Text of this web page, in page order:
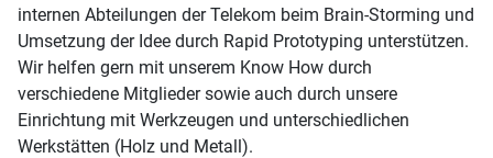
internen Abteilungen der Telekom beim Brain-Storming und
Umsetzung der Idee durch Rapid Prototyping unterstützen.
Wir helfen gern mit unserem Know How durch
verschiedene Mitglieder sowie auch durch unsere
Einrichtung mit Werkzeugen und unterschiedlichen
Werkstätten (Holz und Metall).